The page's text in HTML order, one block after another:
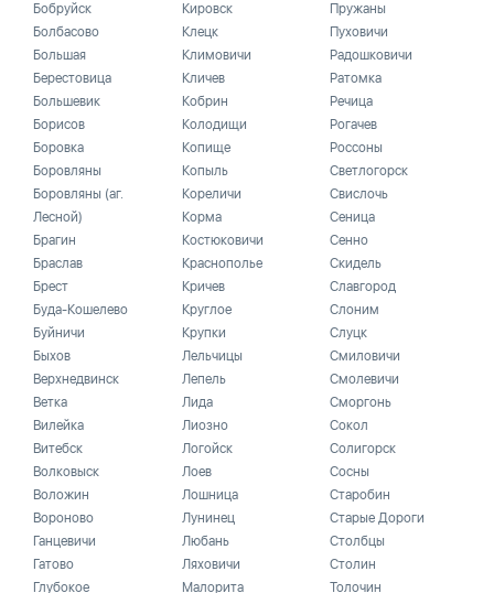
Бобруйск
Болбасово
Большая
Берестовица
Большевик
Борисов
Боровка
Боровляны
Боровляны (аг.
Лесной)
Брагин
Браслав
Брест
Буда-Кошелево
Буйничи
Быхов
Верхнедвинск
Ветка
Вилейка
Витебск
Волковыск
Воложин
Вороново
Ганцевичи
Гатово
Глубокое
Кировск
Клецк
Климовичи
Кличев
Кобрин
Колодищи
Копище
Копыль
Кореличи
Корма
Костюковичи
Краснополье
Кричев
Круглое
Крупки
Лельчицы
Лепель
Лида
Лиозно
Логойск
Лоев
Лошница
Лунинец
Любань
Ляховичи
Малорита
Пружаны
Пуховичи
Радошковичи
Ратомка
Речица
Рогачев
Россоны
Светлогорск
Свислочь
Сеница
Сенно
Скидель
Славгород
Слоним
Слуцк
Смиловичи
Смолевичи
Сморгонь
Сокол
Солигорск
Сосны
Старобин
Старые Дороги
Столбцы
Столин
Толочин